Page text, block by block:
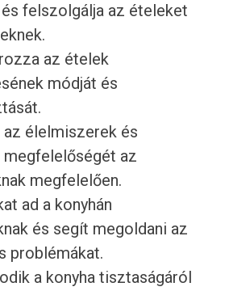
felszolgálja az ételeket
az ételek
módját és
az élelmiszerek és
megfelelőségét az
megfelelően.
ad a konyhán
és segít megoldani az
problémákat.
a konyha tisztaságáról